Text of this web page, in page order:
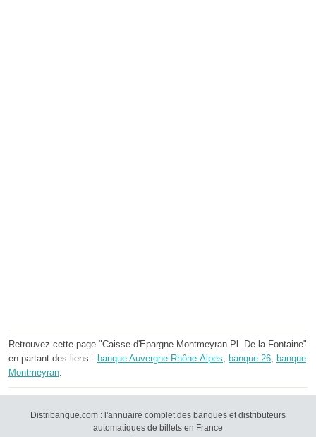
Retrouvez cette page "Caisse d'Epargne Montmeyran Pl. De la Fontaine"
en partant des liens : banque Auvergne-Rhône-Alpes banque 26
banque
Montmeyran
Distribanque.com : l'annuaire complet des banques et distributeurs
automatiques de billets en France